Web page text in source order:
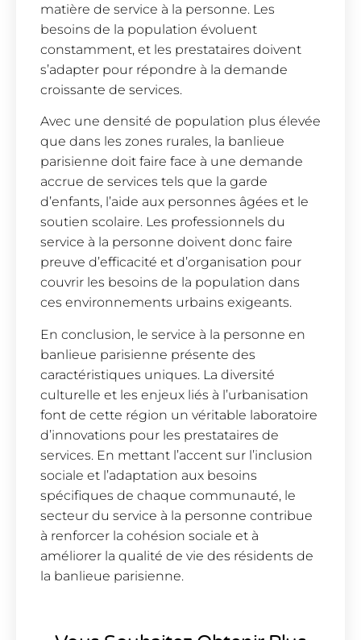
matière de service à la personne. Les
besoins de la population évoluent
constamment, et les prestataires doivent
s’adapter pour répondre à la demande
croissante de services.
Avec une densité de population plus élevée
que dans les zones rurales, la banlieue
parisienne doit faire face à une demande
accrue de services tels que la garde
d’enfants, l’aide aux personnes âgées et le
soutien scolaire. Les professionnels du
service à la personne doivent donc faire
preuve d’efficacité et d’organisation pour
couvrir les besoins de la population dans
ces environnements urbains exigeants.
En conclusion, le service à la personne en
banlieue parisienne présente des
caractéristiques uniques. La diversité
culturelle et les enjeux liés à l’urbanisation
font de cette région un véritable laboratoire
d’innovations pour les prestataires de
services. En mettant l’accent sur l’inclusion
sociale et l’adaptation aux besoins
spécifiques de chaque communauté, le
secteur du service à la personne contribue
à renforcer la cohésion sociale et à
améliorer la qualité de vie des résidents de
la banlieue parisienne.